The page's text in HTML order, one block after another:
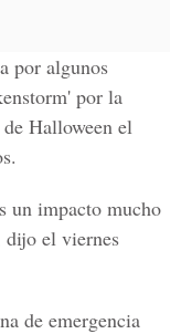
por algunos
por la
Halloween el
un impacto mucho
el viernes
de emergencia